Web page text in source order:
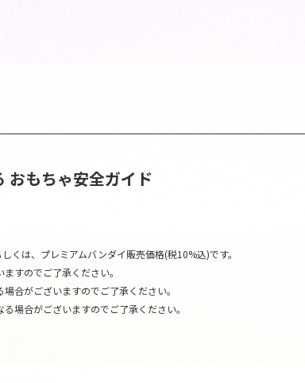
おもちゃ安全ガイド
は、プレミアムバンダイ販売価格(税10%込)です。
すのでご了承ください。
合がございますのでご了承ください。
場合がございますのでご了承ください。